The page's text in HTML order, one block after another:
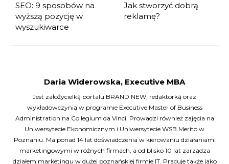
SEO: 9 sposobów na
wyższą pozycję w
wyszukiwarce
Jak stworzyć dobrą
reklamę?
Daria Widerowska, Executive MBA
Jest założycielką portalu BRAND NEW, redaktorką oraz
wykładowczynią w programie Executive Master of Business
Administration na Collegium da Vinci. Prowadzi również zajęcia na
Uniwersytecie Ekonomicznym i Uniwersytecie WSB Merito w
Poznaniu. Ma ponad 14 lat doświadczenia w kierowaniu działaniami
marketingowymi w różnych firmach, a od blisko 10 lat zarządza
działem marketingu w dużej poznańskiej firmie IT. Pracuje także jako